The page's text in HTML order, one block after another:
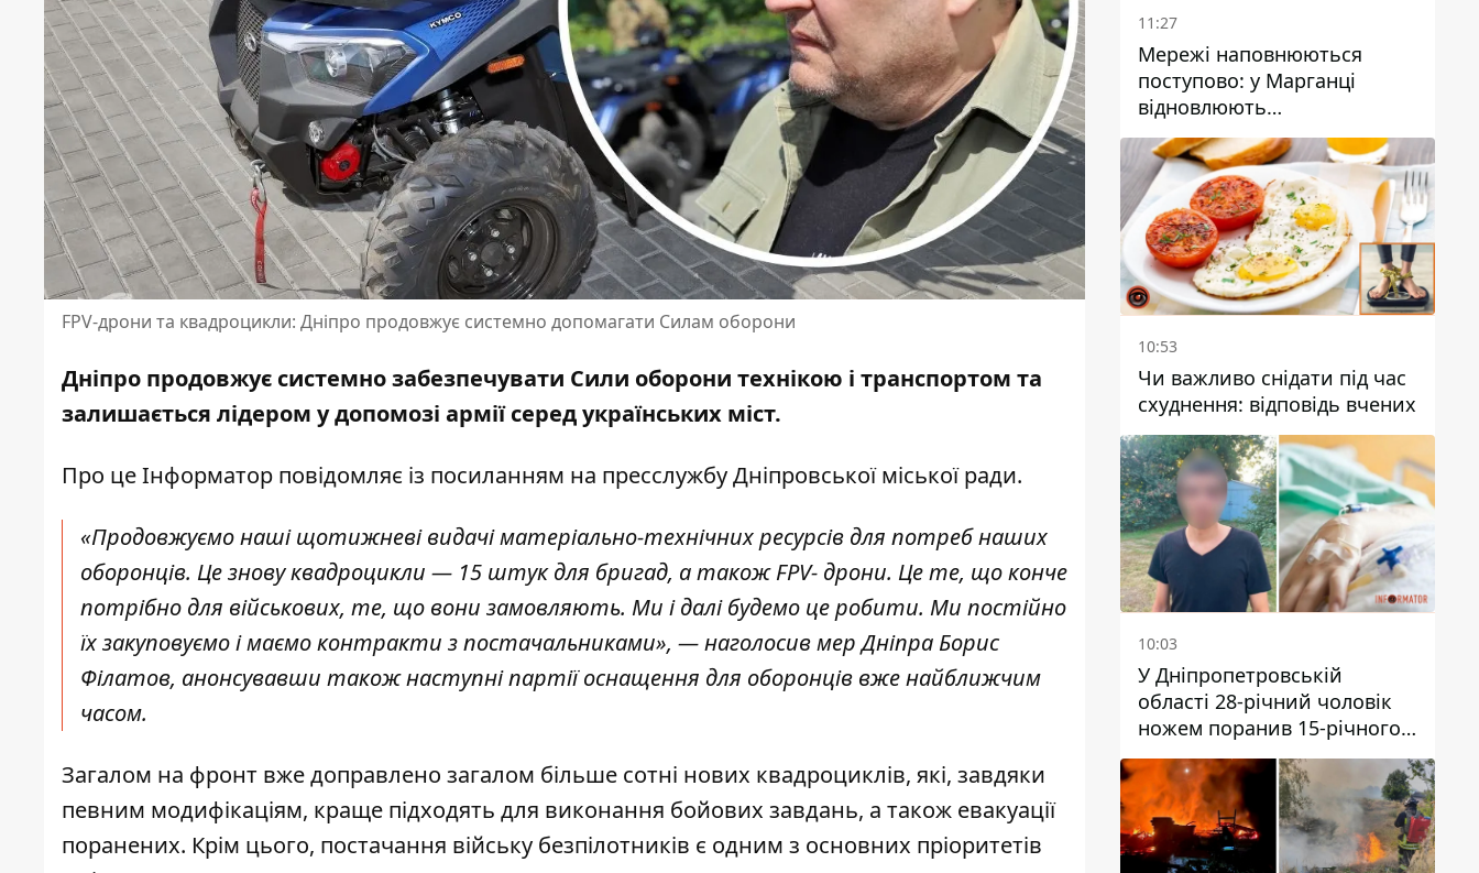
FPV-дрони та квадроцикли: Дніпро продовжує системно допомагати Силам оборони
Дніпро продовжує системно забезпечувати Сили оборони технікою і транспортом та
залишається лідером у допомозі армії серед українських міст.
Про це Інформатор повідомляє із посиланням на пресслужбу Дніпровської міської ради.
«Продовжуємо наші щотижневі видачі матеріально-технічних ресурсів для потреб наших
оборонців. Це знову квадроцикли — 15 штук для бригад, а також FPV- дрони. Це те, що конче
потрібно для військових, те, що вони замовляють. Ми і далі будемо це робити. Ми постійно
їх закуповуємо і маємо контракти з постачальниками», — наголосив мер Дніпра Борис
Філатов, анонсувавши також наступні партії оснащення для оборонців вже найближчим
часом.
Загалом на фронт вже доправлено загалом більше сотні нових квадроциклів, які, завдяки
певним модифікаціям, краще підходять для виконання бойових завдань, а також евакуації
поранених. Крім цього, постачання війську безпілотників є одним з основних пріоритетів
11:27
Мережі наповнюються
поступово: у Марганці
відновлюють
водопостачання
10:53
Чи важливо снідати під час
схуднення: відповідь вчених
10:03
У Дніпропетровській
області 28-річний чоловік
ножем поранив 15-річного
хлопця